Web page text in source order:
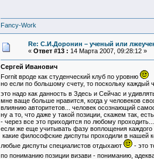
Fancy-Work
Re: С.И.Доронин – ученый или
« Ответ #13 : 14 Марта 2007, 09:28:12 »
Сергей Иванович
Fornit вроде как студенческий клуб по уровню
но если по большому счету, то поскольку каждый
это надо как данность в Здесь и Сейчас и
мне ваще больше нравится, когда у человеков
влиянию авторитетов... человек осознающий
ну а то, что даже у такой позиции, скажем так,
- через все это приходится по любому проходить...
если же еще учитывать фазу воплощения каждого
какие философские диспуты проходили в нашей
любые диспуты специалистов отдыхают
- это
по пониманию позиции визави - пониманию,